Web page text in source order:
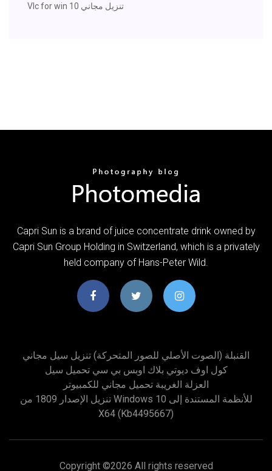
Vlc for win 10 تنزيل مجاني
Capri Sun is a brand of juice concentrate drink owned by
Capri Sun Group Holding in Switzerland, which is a privately
held company of Hans-Peter Wild.
القنبلة (الصوت الأصلي للصور المتحركة) تنزيل سيل مجاني
كول اوف ديوتي بلاك اوبس بي سي تحميل سيل
العزلة الغريبة تحميل مجاني للكمبيوتر
تنزيل الإصدار 1809 من Windows 10 للأنظمة المستندة إلى
X64 (kb4495667)
Copyright ©2026 All rights reserved